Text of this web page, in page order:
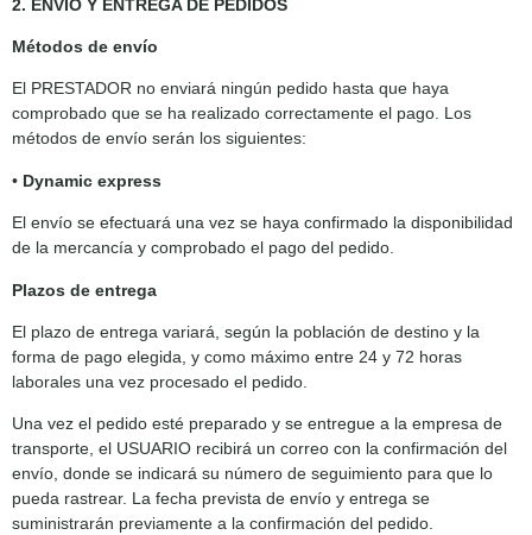
2. ENVÍO Y ENTREGA DE PEDIDOS
Métodos de envío
El PRESTADOR no enviará ningún pedido hasta que haya
comprobado que se ha realizado correctamente el pago. Los
métodos de envío serán los siguientes:
• Dynamic express
El envío se efectuará una vez se haya confirmado la disponibilidad
de la mercancía y comprobado el pago del pedido.
Plazos de entrega
El plazo de entrega variará, según la población de destino y la
forma de pago elegida, y como máximo entre 24 y 72 horas
laborales una vez procesado el pedido.
Una vez el pedido esté preparado y se entregue a la empresa de
transporte, el USUARIO recibirá un correo con la confirmación del
envío, donde se indicará su número de seguimiento para que lo
pueda rastrear. La fecha prevista de envío y entrega se
suministrarán previamente a la confirmación del pedido.